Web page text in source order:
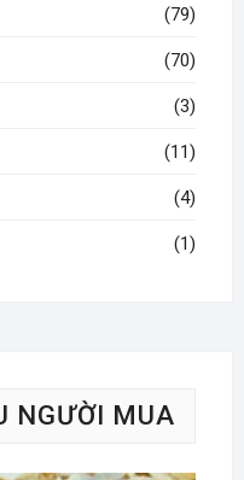
(79)
(70)
(3)
(11)
(4)
(1)
NGƯỜI MUA